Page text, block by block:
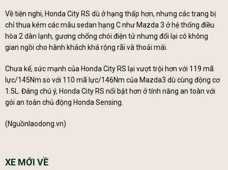
Về tiện nghi, Honda City RS dù ở hạng thấp hơn, nhưng các trang bị
chỉ thua kém các mẫu sedan hạng C như Mazda 3 ở hệ thống điều
hòa 2 dàn lạnh, gương chống chói điện tử nhưng đổi lại có không
gian ngồi cho hành khách khá rộng rãi và thoải mái.
Chưa kể, sức mạnh của Honda City RS lại vượt trội hơn với 119 mã
lực/145Nm so với 110 mã lực/146Nm của Mazda3 dù cùng động cơ
1.5L. Đáng chú ý, Honda City RS nổi bật hơn ở tính năng an toàn với
gói an toàn chủ động Honda Sensing.
(Nguồn laodong.vn)
XE MỚI VỀ